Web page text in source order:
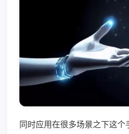
同时应用在很多场景之下这